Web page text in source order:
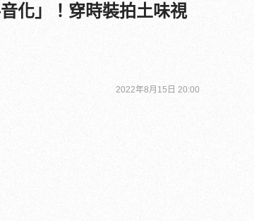
化」！穿時裝拍土味視
2022年8月15日 20:00